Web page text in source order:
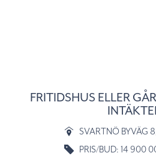
FRITIDSHUS ELLER
SVARTNÖ BYVÄG 8
PRIS/BUD: 14 900